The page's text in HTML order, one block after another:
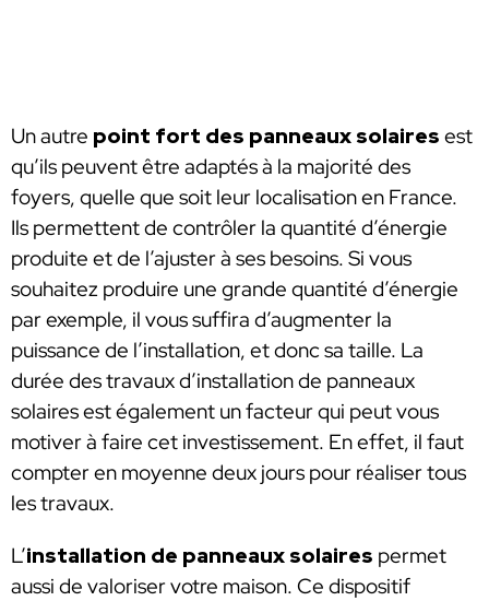
Un autre point fort des panneaux solaires est
qu’ils peuvent être adaptés à la majorité des
foyers, quelle que soit leur localisation en France.
Ils permettent de contrôler la quantité d’énergie
produite et de l’ajuster à ses besoins. Si vous
souhaitez produire une grande quantité d’énergie
par exemple, il vous suffira d’augmenter la
puissance de l’installation, et donc sa taille. La
durée des travaux d’installation de panneaux
solaires est également un facteur qui peut vous
motiver à faire cet investissement. En effet, il faut
compter en moyenne deux jours pour réaliser tous
les travaux.
L’installation de panneaux solaires permet
aussi de valoriser votre maison. Ce dispositif